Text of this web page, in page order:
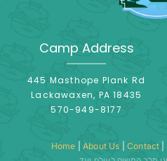
Camp Address
445 Masthope Plank Rd
Lackawaxen, PA 18435
570-949-8177
Home |About Us |Contact